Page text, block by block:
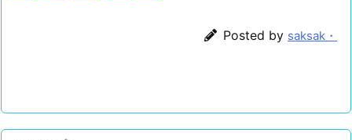
o
o
Posted by saksak・